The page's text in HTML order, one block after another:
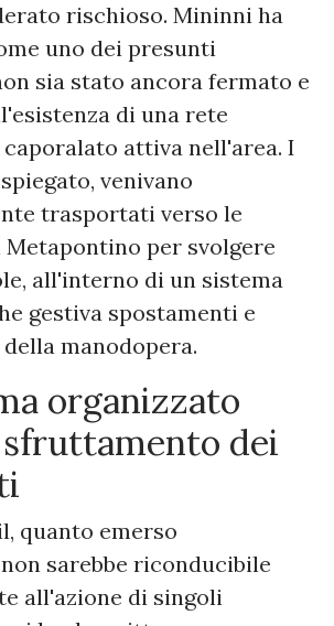
rischioso. Mininni ha
uno dei presunti
sia stato ancora fermato e
di una rete
attiva nell'area. I
venivano
trasportati verso le
Metapontino per svolgere
all'interno di un sistema
gestiva spostamenti e
manodopera.
organizzato
dei
quanto emerso
sarebbe riconducibile
all'azione di singoli